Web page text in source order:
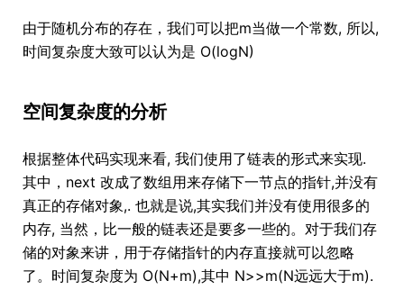
由于随机分布的存在，我们可以把m当做一个常数, 所以,
时间复杂度大致可以认为是 O(logN)
空间复杂度的分析
根据整体代码实现来看, 我们使用了链表的形式来实现.
其中，next 改成了数组用来存储下一节点的指针,并没有
真正的存储对象,. 也就是说,其实我们并没有使用很多的
内存, 当然，比一般的链表还是要多一些的。对于我们存
储的对象来讲，用于存储指针的内存直接就可以忽略
了。时间复杂度为 O(N+m),其中 N>>m(N远远大于m).